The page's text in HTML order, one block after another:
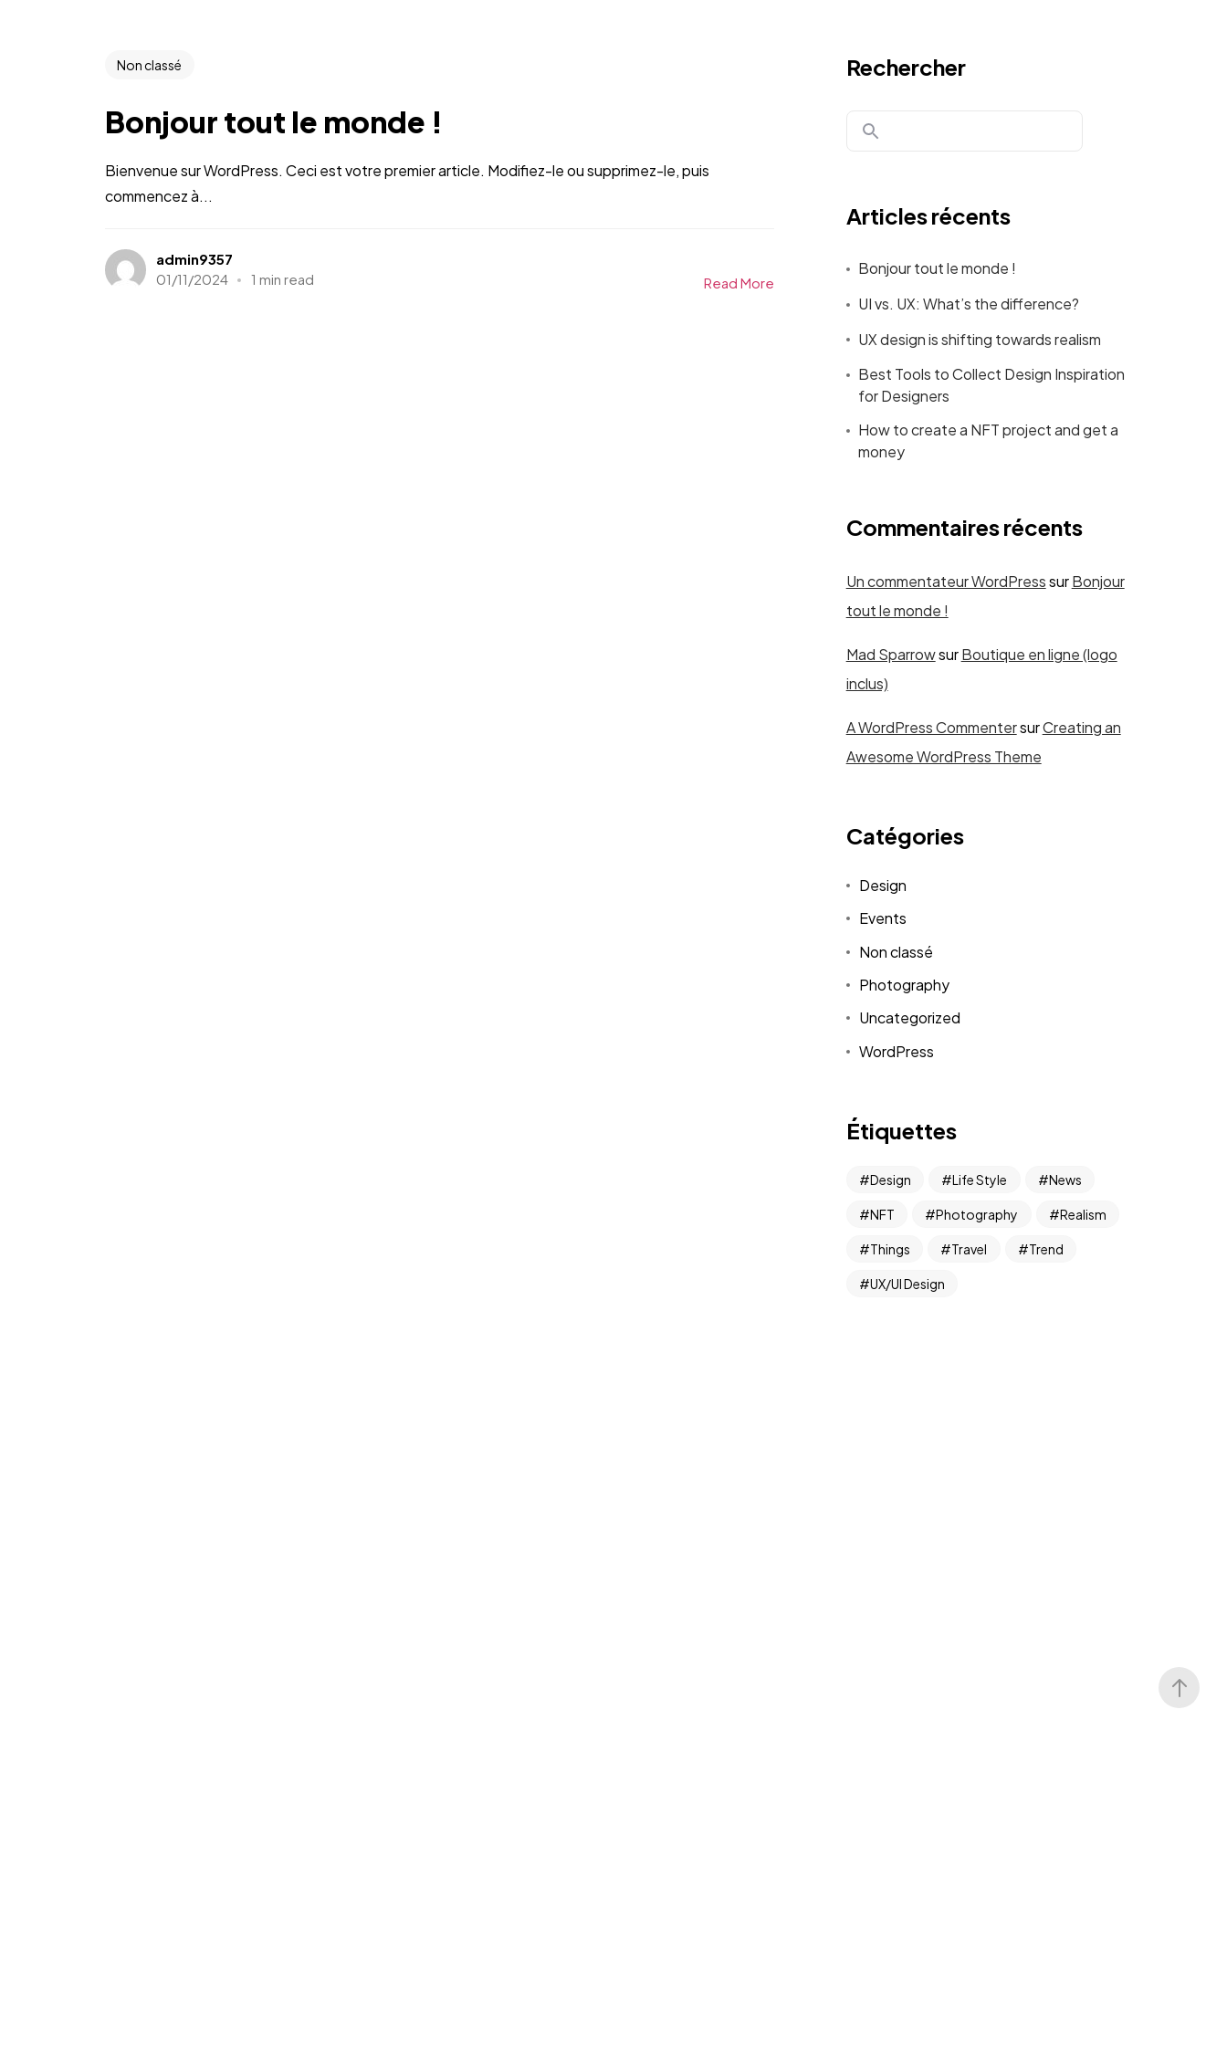
Non classé
Bonjour tout le monde !
Bienvenue sur WordPress. Ceci est votre premier article. Modifiez-le ou supprimez-le, puis
commencez à...
admin9357
01/11/2024
1 min read Read More
Rechercher
Articles récents
Bonjour tout le monde !
UI vs. UX: What’s the difference?
UX design is shifting towards realism
Best Tools to Collect Design Inspiration
for Designers
How to create a NFT project and get a
money
Commentaires récents
Un commentateur WordPresssurBonjour
tout le monde !
Mad SparrowsurBoutique en ligne (logo
inclus)
A WordPress CommentersurCreating an
Awesome WordPress Theme
Catégories
Design
Events
Non classé
Photography
Uncategorized
WordPress
Étiquettes
Design Life Style News
NFT Photography Realism
Things Travel Trend
UX/UI Design